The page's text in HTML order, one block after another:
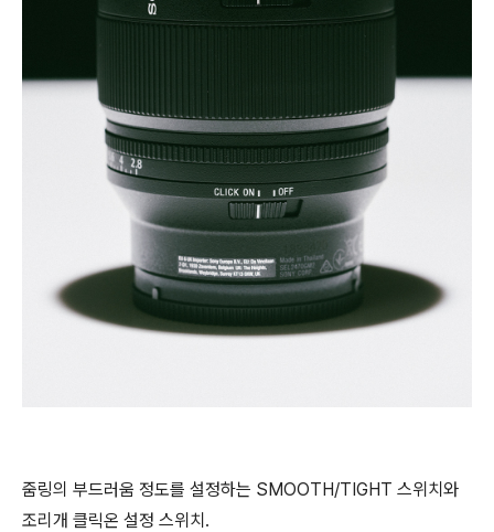
줌링의 부드러움 정도를 설정하는 SMOOTH/TIGHT 스위치와
조리개 클릭온 설정 스위치.